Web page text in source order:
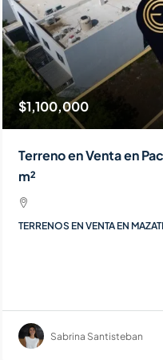
$1,100,000
Terreno en Venta en
m²
TERRENOS EN VENTA EN
Sabrina Santisteban